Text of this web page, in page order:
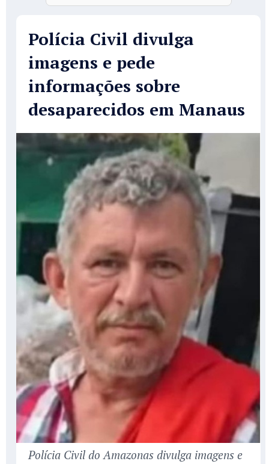
Polícia Civil divulga
imagens e pede
informações sobre
desaparecidos em Manaus
Polícia Civil do Amazonas divulga imagens e